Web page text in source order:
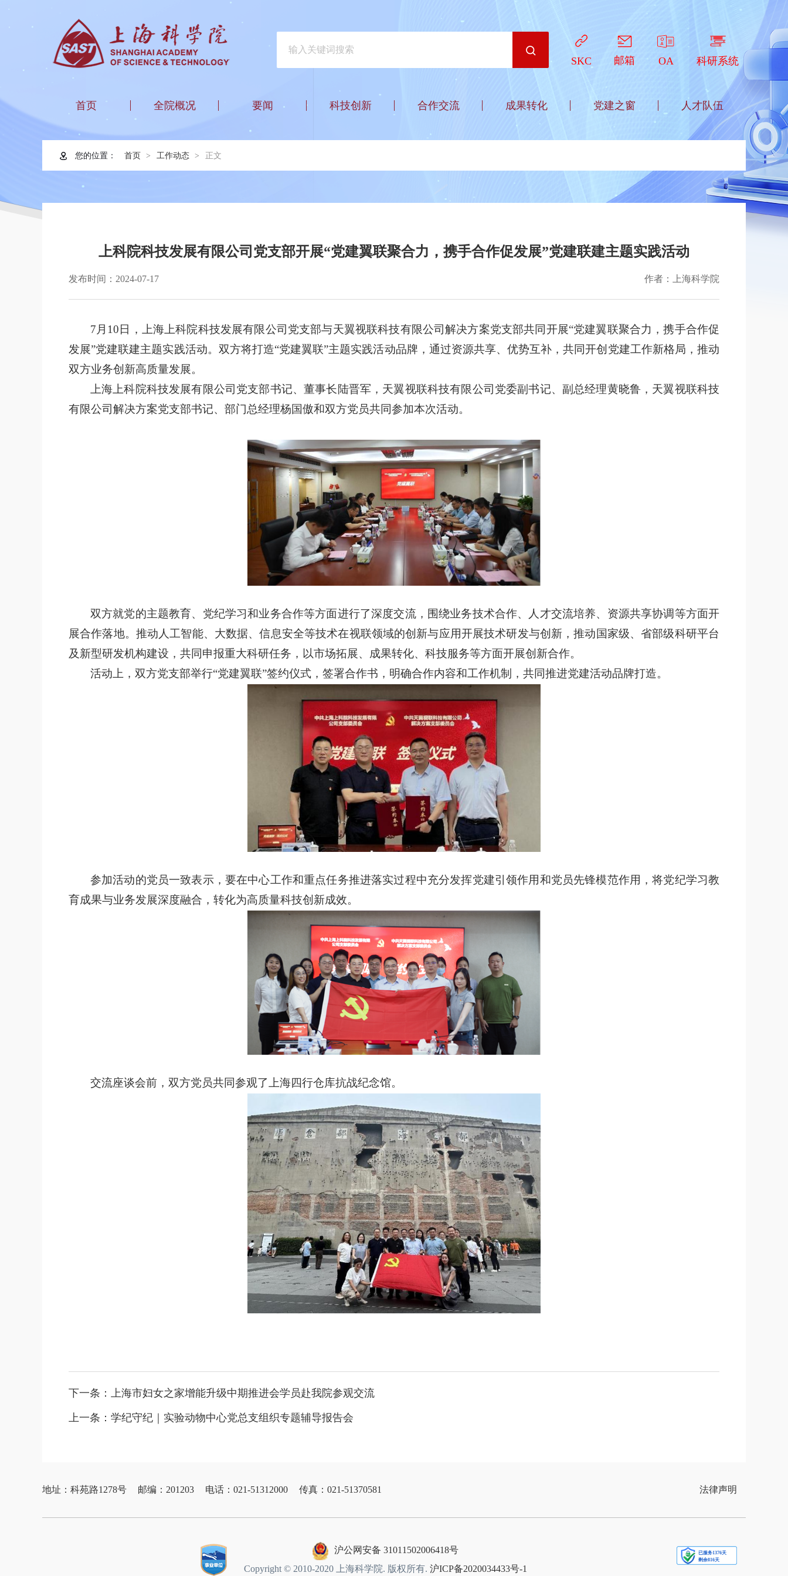
SKC 邮箱 OA 科研系统
首页 全院概况 要闻 科技创新 合作交流 成果转化 党建之窗 人才队伍
您的位置： 首页 工作动态 正文
上科院科技发展有限公司党支部开展“党建翼联聚合力，携手合作促发展”党建联建主题实践活动
发布时间：2024-07-17 作者：上海科学院
7月 10 日， 上海上科院科技发展有限公司党支部与天翼视联科技有限公司解决方案党支部共同开展“党建翼联聚合力，携手合作促
发展”党建联建主题实践活动。双方将打造“党建翼联”主题实践活动品牌，通过资源共享、优势互补，共同开创党建工作新格局，推动
双方业务创新高质量发展。
上海上科院科技发展有限公司党支部书记、董事长陆晋军，天翼视联科技有限公司党委副书记、副总经理黄晓鲁，天翼视联科技
有限公司解决方案党支部书记、部门总经理杨国傲和双方党员共同参加本次活动。
双方就党的主题教育、党纪学习和业务合作等方面进行了深度交流，围绕业务技术合作、人才交流培养、资源共享协调等方面开
展合作落地。推动人工智能、大数据、信息安全等技术在视联领域的创新与应用开展技术研发与创新，推动国家级、省部级科研平台
及新型研发机构建设，共同申报重大科研任务，以市场拓展、成果转化、科技服务等方面开展创新合作。
活动上，双方党支部举行“党建翼联”签约仪式，签署合作书，明确合作内容和工作机制，共同推进党建活动品牌打造。
参加活动的党员一致表示，要在中心工作和重点任务推进落实过程中充分发挥党建引领作用和党员先锋模范作用，将党纪学习教
育成果与业务发展深度融合，转化为高质量科技创新成效。
交流座谈会前，双方党员共同参观了上海四行仓库抗战纪念馆。
下一条： 上海市妇女之家增能升级中期推进会学员赴我院参观交流
上一条： 学纪守纪｜实验动物中心党总支组织专题辅导报告会
地址：科苑路1278号 邮编：201203 电话：021-51312000 传真：021-51370581 法律声明
沪公网安备 31011502006418号
Copyright © 2010-2020 上海科学院. 版权所有. 沪ICP备2020034433号-1